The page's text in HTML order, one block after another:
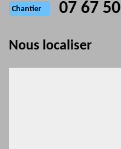
Chantier 07 67
Nous localiser